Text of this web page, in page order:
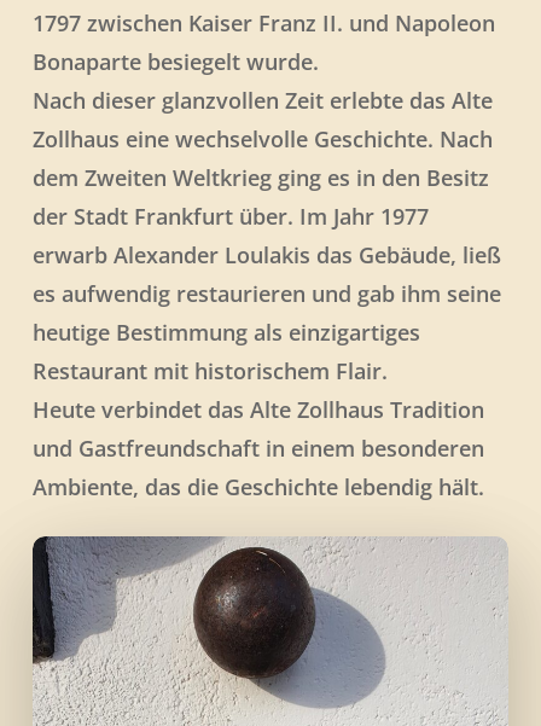
1797 zwischen Kaiser Franz II. und Napoleon
Bonaparte besiegelt wurde.
Nach dieser glanzvollen Zeit erlebte das Alte
Zollhaus eine wechselvolle Geschichte. Nach
dem Zweiten Weltkrieg ging es in den Besitz
der Stadt Frankfurt über. Im Jahr 1977
erwarb Alexander Loulakis das Gebäude, ließ
es aufwendig restaurieren und gab ihm seine
heutige Bestimmung als einzigartiges
Restaurant mit historischem Flair.
Heute verbindet das Alte Zollhaus Tradition
und Gastfreundschaft in einem besonderen
Ambiente, das die Geschichte lebendig hält.